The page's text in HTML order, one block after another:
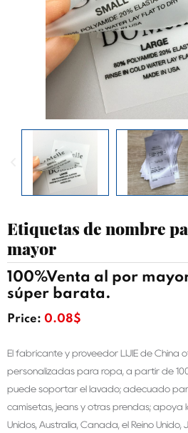
Etiquetas de nombre
mayor
100%Venta al por
súper barata.
Price: 0.08$
El fabricante y proveedor LIJIE de China
personalizadas para ropa, a partir de
puede soportar el lavado; adecuado
camisetas, jeans y otras prendas; apoya
Unidos, Australia, Canadá, el Reino Unido,